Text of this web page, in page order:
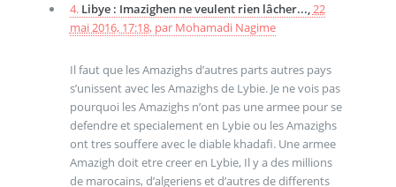
4. Libye : Imazighen ne veulent rien lâcher...,22
mai 2016, 17:18, par Mohamadi Nagime
Il faut que les Amazighs d’autres parts autres pays
s’unissent avec les Amazighs de Lybie. Je ne vois pas
pourquoi les Amazighs n’ont pas une armee pour se
defendre et specialement en Lybie ou les Amazighs
ont tres souffere avec le diable khadafi. Une armee
Amazigh doit etre creer en Lybie, Il y a des millions
de marocains, d’algeriens et d’autres de differents